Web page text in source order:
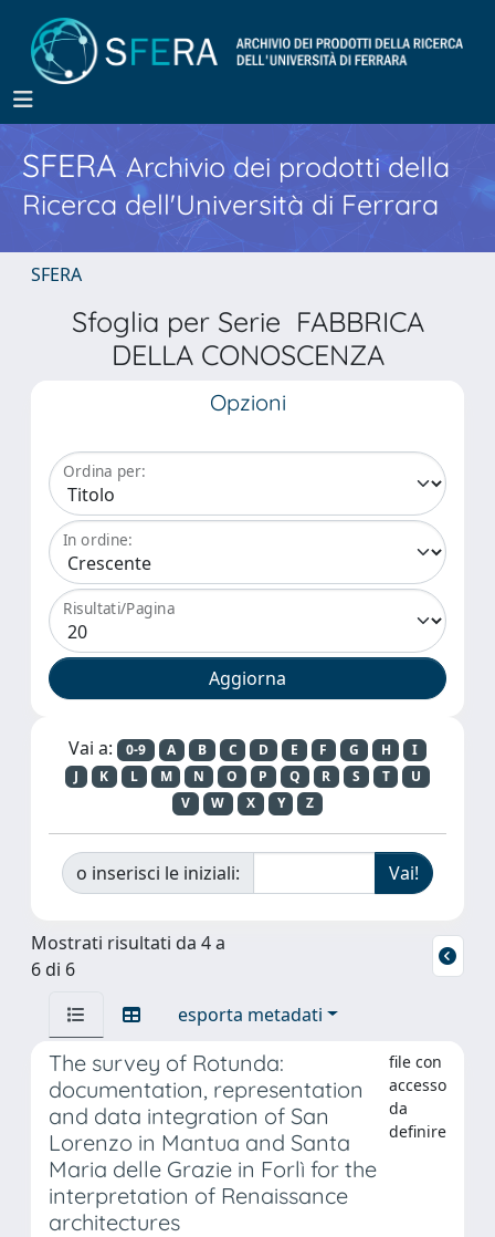
SFERA Archivio dei prodotti della
Ricerca dell'Università di Ferrara
SFERA
Sfoglia per Serie FABBRICA
DELLA CONOSCENZA
Opzioni
Ordina per:
In ordine:
Risultati/Pagina
Vai a: 0-9 A B C D E F G H
I
J
K L M N O P Q R S T
U
V
W X Y Z
o inserisci le iniziali:
Mostrati risultati da 4 a
6 di 6
esporta metadati
The survey of Rotunda:
documentation, representation
and data integration of San
Lorenzo in Mantua and Santa
Maria delle Grazie in Forlì for the
interpretation of Renaissance
architectures
file con
accesso
da
definire